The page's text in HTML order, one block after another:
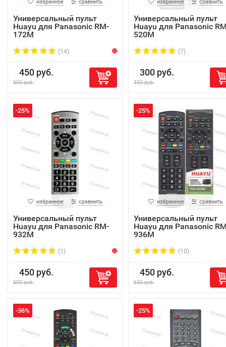
избранное сравнить
Универсальный пульт
Huayu для Panasonic RM-
172M
(14)
450 руб.
600 руб.
избранное сравнить
Универсальный пульт
Huayu для Panasonic
520M
(7)
300 руб.
350 руб.
-25%
избранное сравнить
Универсальный пульт
Huayu для Panasonic RM-
932M
(1)
450 руб.
600 руб.
-25%
избранное сравнить
Универсальный пульт
Huayu для Panasonic
936M
(10)
450 руб.
600 руб.
-36% -25%